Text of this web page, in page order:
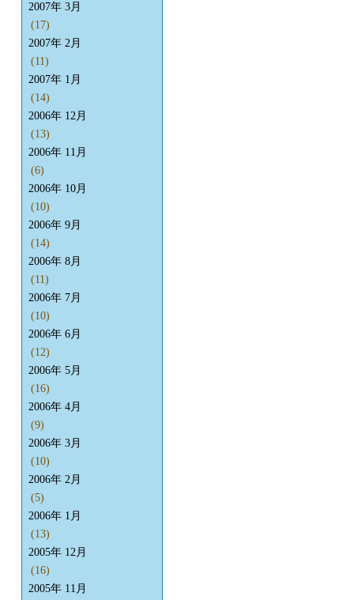
2007年 3月
(17)
2007年 2月
(11)
2007年 1月
(14)
2006年 12月
(13)
2006年 11月
(6)
2006年 10月
(10)
2006年 9月
(14)
2006年 8月
(11)
2006年 7月
(10)
2006年 6月
(12)
2006年 5月
(16)
2006年 4月
(9)
2006年 3月
(10)
2006年 2月
(5)
2006年 1月
(13)
2005年 12月
(16)
2005年 11月